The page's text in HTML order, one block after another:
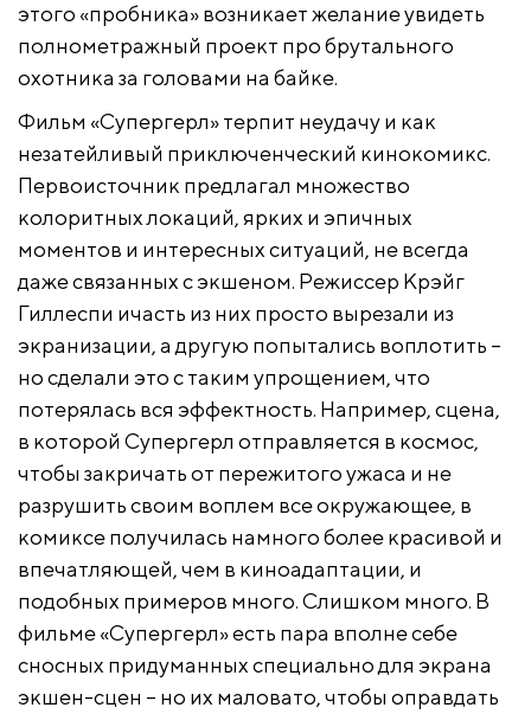
этого «пробника» возникает желание увидеть
полнометражный проект про брутального
охотника за головами на байке.
Фильм «Супергерл» терпит неудачу и как
незатейливый приключенческий кинокомикс.
Первоисточник предлагал множество
колоритных локаций, ярких и эпичных
моментов и интересных ситуаций, не всегда
даже связанных с экшеном. Режиссер Крэйг
Гиллеспи ичасть из них просто вырезали из
экранизации, а другую попытались воплотить –
но сделали это с таким упрощением, что
потерялась вся эффектность. Например, сцена,
в которой Супергерл отправляется в космос,
чтобы закричать от пережитого ужаса и не
разрушить своим воплем все окружающее, в
комиксе получилась намного более красивой и
впечатляющей, чем в киноадаптации, и
подобных примеров много. Слишком много. В
фильме «Супергерл» есть пара вполне себе
сносных придуманных специально для экрана
экшен-сцен – но их маловато, чтобы оправдать